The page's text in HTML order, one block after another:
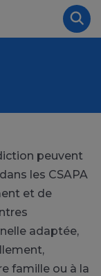
peuvent
les CSAPA
et de
adaptée,
famille ou à la